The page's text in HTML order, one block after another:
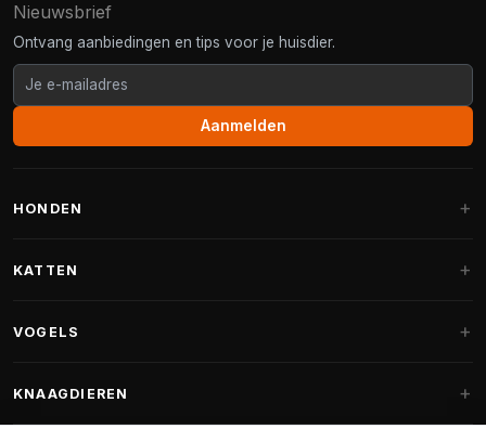
Nieuwsbrief
Ontvang aanbiedingen en tips voor je huisdier.
Aanmelden
HONDEN
Fantail hondenmanden
KATTEN
Krabpalen voor Maine Coon
VOGELS
Vogelvoer binnenvogels
KNAAGDIEREN